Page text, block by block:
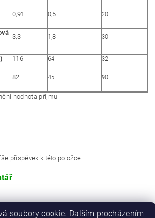
0,91 0,5 20
3,3 1,8 30
116 64 32
82 45 90
hodnota příjmu
příspěvek k této položce.
soubory cookie. Dalším procházením